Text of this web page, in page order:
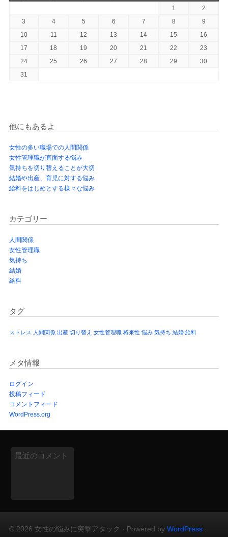
1
2
3
4 5 6 7 8
9
10
11 12 13 14 15
16
17
18 19 20 21 22
23
24
25 26 27 28 29
30
31
他にもあるよ
女性の多い職場での人間関係
女性管理職が直面する悩み
気持ちを切り替えることが大切
結婚や出産、育児に対する悩み
給料をはじめとする様々な悩み
カテゴリー
人間関係
女性管理職
気持ち
結婚
給料
タグ
ストレス 人間関係 出産 切り替え 女性管理職 将来性 悩み 気持ち 結婚 給料
メタ情報
ログイン
投稿フィード
コメントフィード
WordPress.org
最近のコメント
© 2026 女性の悩みに突撃アタック · Powered by WordPress·